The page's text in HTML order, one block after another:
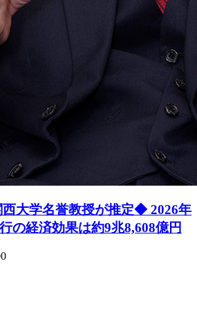
大学名誉教授が推定◆ 2026年
の経済効果は約9兆8,608億円